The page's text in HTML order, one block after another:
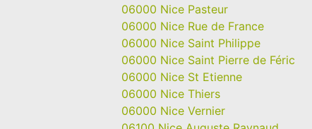
06000 Nice Pasteur
06000 Nice Rue de France
06000 Nice Saint Philippe
06000 Nice Saint Pierre de Féric
06000 Nice St Etienne
06000 Nice Thiers
06000 Nice Vernier